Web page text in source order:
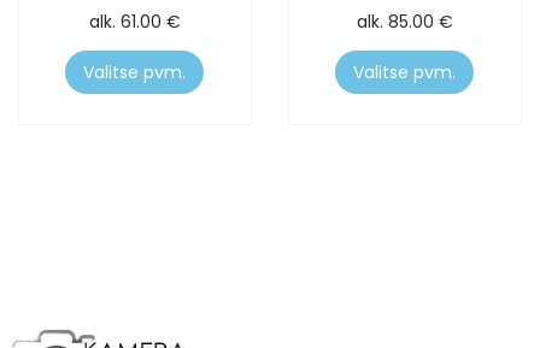
alk. 61.00 €
Valitse pvm.
alk. 85.00 €
Valitse pvm.